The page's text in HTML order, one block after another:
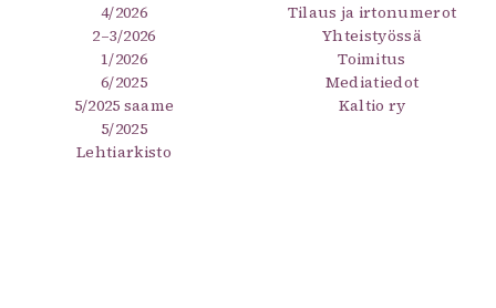
4/2026
2–3/2026
1/2026
6/2025
5/2025 saame
5/2025
Lehtiarkisto
Tilaus ja irtonumerot
Yhteistyössä
Toimitus
Mediatiedot
Kaltio ry